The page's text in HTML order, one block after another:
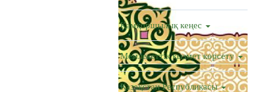
Қамқоршылық кеңес
Мемлекеттік қызмет көрсету
Қазақстан Республикасы